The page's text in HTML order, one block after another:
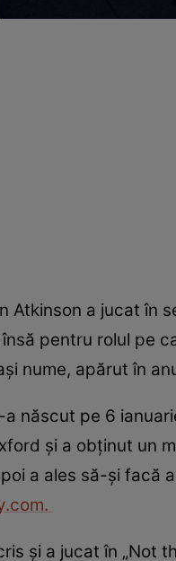
Atkinson a jucat în
pentru rolul pe
nume, apărut în
născut pe 6
şi a obţinut un
a ales să-şi facă
şi a jucat în „Not